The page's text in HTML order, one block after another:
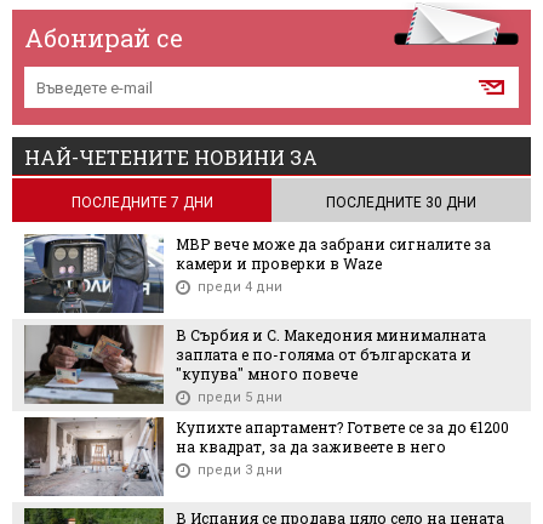
Абонирай се
НАЙ-ЧЕТЕНИТЕ НОВИНИ ЗА
ПОСЛЕДНИТЕ 7 ДНИ ПОСЛЕДНИТЕ 30 ДНИ
МВР вече може да забрани сигналите за
камери и проверки в Waze
преди 4 дни
В Сърбия и С. Македония минималната
заплата е по-голяма от българската и
"купува" много повече
преди 5 дни
Купихте апартамент? Гответе се за до €1200
на квадрат, за да заживеете в него
преди 3 дни
В Испания се продава цяло село на цената